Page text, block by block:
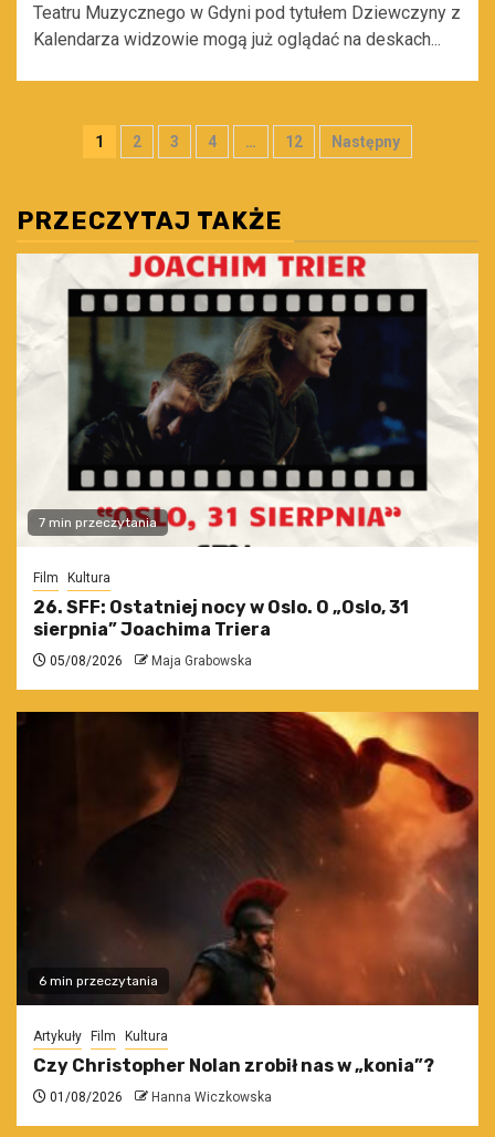
Teatru Muzycznego w Gdyni pod tytułem Dziewczyny z
Kalendarza widzowie mogą już oglądać na deskach...
Stronicowanie
1 2 3 4 … 12 Następny
PRZECZYTAJ TAKŻE
7 min przeczytania
Film Kultura
26. SFF: Ostatniej nocy w Oslo. O „Oslo, 31
sierpnia” Joachima Triera
05/08/2026 Maja Grabowska
6 min przeczytania
Artykuły Film Kultura
Czy Christopher Nolan zrobił nas w „konia”?
01/08/2026 Hanna Wiczkowska